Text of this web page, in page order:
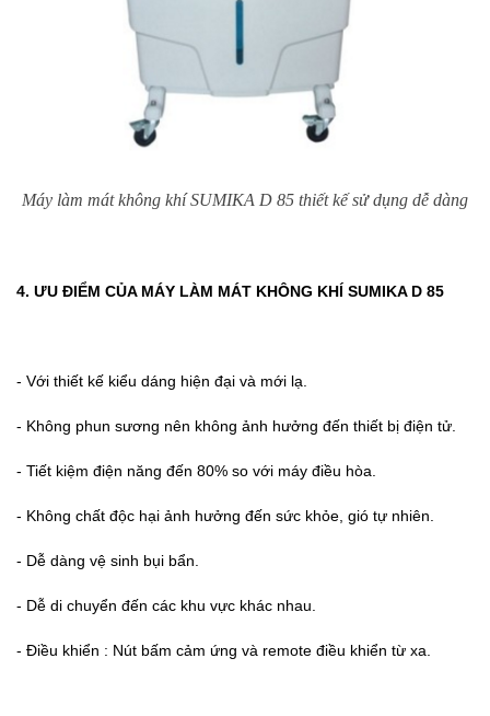
Máy làm mát không khí SUMIKA D 85 thiết kế sử dụng dễ dàng
4. ƯU ĐIỂM CỦA MÁY LÀM MÁT KHÔNG KHÍ SUMIKA D 85
- Với thiết kế kiểu dáng hiện đại và mới lạ.
- Không phun sương nên không ảnh hưởng đến thiết bị điện tử.
- Tiết kiệm điện năng đến 80% so với máy điều hòa.
- Không chất độc hại ảnh hưởng đến sức khỏe, gió tự nhiên.
- Dễ dàng vệ sinh bụi bẩn.
- Dễ di chuyển đến các khu vực khác nhau.
- Điều khiển : Nút bấm cảm ứng và remote điều khiển từ xa.